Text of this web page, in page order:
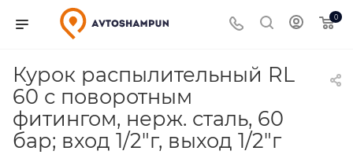
0
Курок распылительный RL
60 с поворотным
фитингом, нерж. сталь, 60
бар; вход 1/2"г, выход 1/2"г